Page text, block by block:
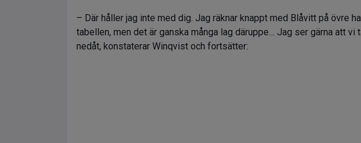
– Där håller jag inte med dig. Jag räknar knappt med Blåvitt på övre
tabellen, men det är ganska många lag däruppe… Jag ser gärna att vi
nedåt, konstaterar Winqvist och fortsätter: